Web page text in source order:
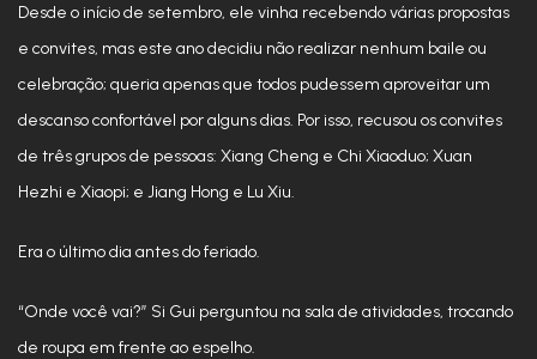
Desde o início de setembro, ele vinha recebendo várias propostas
e convites, mas este ano decidiu não realizar nenhum baile ou
celebração; queria apenas que todos pudessem aproveitar um
descanso confortável por alguns dias. Por isso, recusou os convites
de três grupos de pessoas: Xiang Cheng e Chi Xiaoduo; Xuan
Hezhi e Xiaopi; e Jiang Hong e Lu Xiu.
Era o último dia antes do feriado.
“Onde você vai?” Si Gui perguntou na sala de atividades, trocando
de roupa em frente ao espelho.